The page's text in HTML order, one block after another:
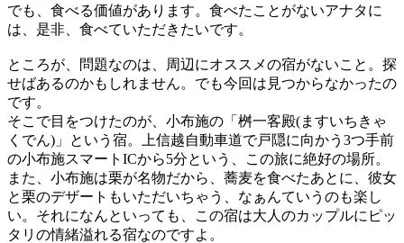
でも、食べる価値があります。食べたことがないアナタに
は、是非、食べていただきたいです。
ところが、問題なのは、周辺にオススメの宿がないこと。探
せばあるのかもしれません。でも今回は見つからなかったの
です。
そこで目をつけたのが、小布施の「桝一客殿(ますいちきゃ
くでん)」という宿。上信越自動車道で戸隠に向かう3つ手前
の小布施スマートICから5分という、この旅に絶好の場所。
また、小布施は栗が名物だから、蕎麦を食べたあとに、彼女
と栗のデザートもいただいちゃう、なぁんていうのも楽し
い。それになんといっても、この宿は大人のカップルにピッ
タリの情緒溢れる宿なのですよ。